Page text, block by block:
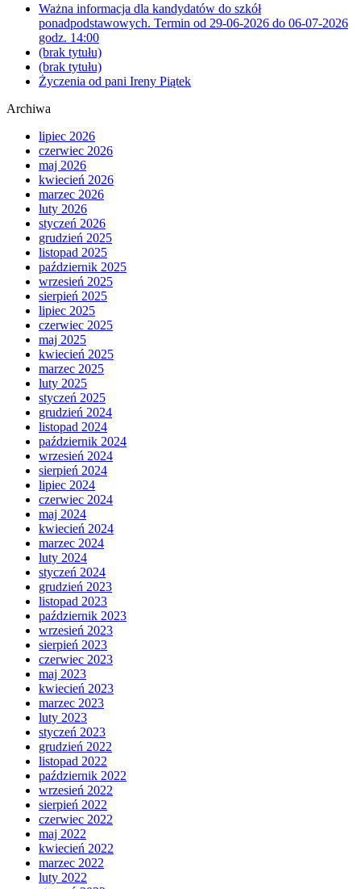
Ważna informacja dla kandydatów do szkół
ponadpodstawowych. Termin od 29-06-2026 do 06-07-2026
godz. 14:00
(brak tytułu)
(brak tytułu)
Życzenia od pani Ireny Piątek
Archiwa
lipiec 2026
czerwiec 2026
maj 2026
kwiecień 2026
marzec 2026
luty 2026
styczeń 2026
grudzień 2025
listopad 2025
październik 2025
wrzesień 2025
sierpień 2025
lipiec 2025
czerwiec 2025
maj 2025
kwiecień 2025
marzec 2025
luty 2025
styczeń 2025
grudzień 2024
listopad 2024
październik 2024
wrzesień 2024
sierpień 2024
lipiec 2024
czerwiec 2024
maj 2024
kwiecień 2024
marzec 2024
luty 2024
styczeń 2024
grudzień 2023
listopad 2023
październik 2023
wrzesień 2023
sierpień 2023
czerwiec 2023
maj 2023
kwiecień 2023
marzec 2023
luty 2023
styczeń 2023
grudzień 2022
listopad 2022
październik 2022
wrzesień 2022
sierpień 2022
czerwiec 2022
maj 2022
kwiecień 2022
marzec 2022
luty 2022